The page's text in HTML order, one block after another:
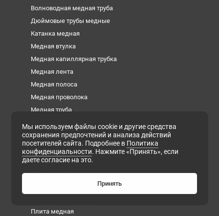
Волноводная медная труба
Дюймовые трубы медные
Катанка медная
Медная втулка
Медная капиллярная трубка
Медная лента
Медная полоса
Медная проволока
Медная труба
Медная фольга
Медная шина
Медный квадрат
Медный круг
Медный лист
Плита медная
Мы используем файлы cookie и другие средства
сохранения предпочтений и анализа действий
посетителей сайта. Подробнее в Политика
конфиденциальности. Нажмите «Принять», если
даете согласие на это.
Принять